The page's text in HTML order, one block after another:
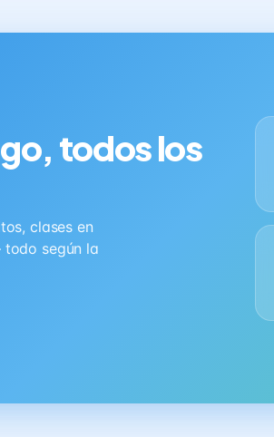
todos los
clases en
según la